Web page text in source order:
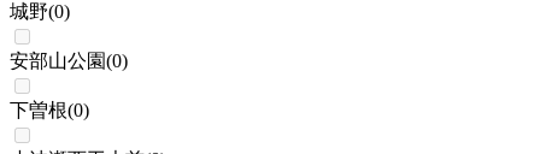
城野(0)
安部山公園(0)
下曽根(0)